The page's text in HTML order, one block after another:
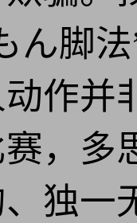
ん脚
作并
，多
独一